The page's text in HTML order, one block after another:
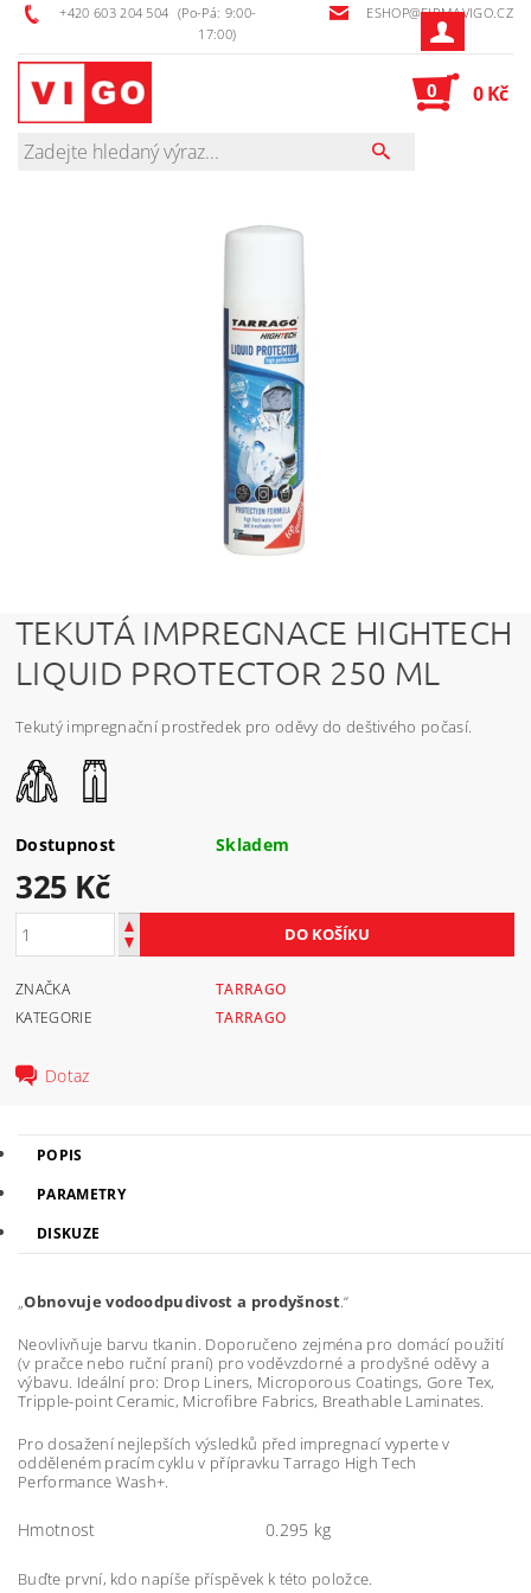
+420 603 204 504 (Po-Pá: 9:00-
17:00)
ESHOP@FIRMAVIGO.CZ
0 0 Kč
TEKUTÁ IMPREGNACE HIGHTECH
LIQUID PROTECTOR 250 ML
Tekutý impregnační prostředek pro oděvy do deštivého počasí.
Dostupnost Skladem
325 Kč
ZNAČKA
TARRAGO
KATEGORIE
TARRAGO
Dotaz
POPIS
PARAMETRY
DISKUZE
Obnovuje vodoodpudivost a prodyšnost.
Neovlivňuje barvu tkanin. Doporučeno zejména pro domácí použití
(v pračce nebo ruční praní) pro voděvzdorné a prodyšné oděvy a
výbavu. Ideální pro: Drop Liners, Microporous Coatings, Gore Tex,
Tripple-point Ceramic, Microfibre Fabrics, Breathable Laminates.
Pro dosažení nejlepších výsledků před impregnací vyperte v
odděleném pracím cyklu v přípravku Tarrago High Tech
Performance Wash+.
Hmotnost 0.295 kg
Buďte první, kdo napíše příspěvek k této položce.